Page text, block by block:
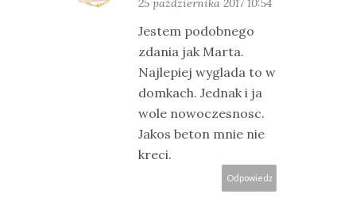
Jestem podobnego
zdania jak Marta.
Najlepiej wyglada to w
domkach. Jednak i ja
wole nowoczesnosc.
Jakos beton mnie nie
kreci.
Odpowiedz